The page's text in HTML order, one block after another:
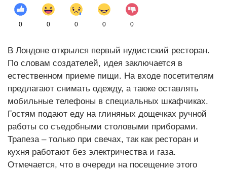
0 0 0 0 0
В Лондоне открылся первый нудистский ресторан.
По словам создателей, идея заключается в
естественном приеме пищи. На входе посетителям
предлагают снимать одежду, а также оставлять
мобильные телефоны в специальных шкафчиках.
Гостям подают еду на глиняных дощечках ручной
работы со съедобными столовыми приборами.
Трапеза – только при свечах, так как ресторан и
кухня работают без электричества и газа.
Отмечается, что в очереди на посещение этого